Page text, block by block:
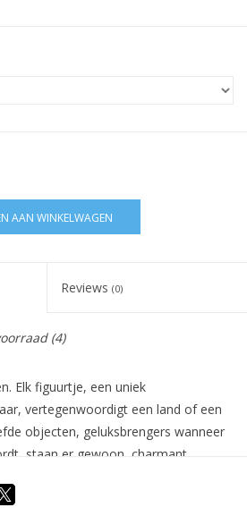
AAN WINKELWAGEN
Reviews (0)
(4)
Elk figuurtje, een uniek
vertegenwoordigt een land of een
objecten, geluksbrengers wanneer
staan ​​er gewoon, charmant